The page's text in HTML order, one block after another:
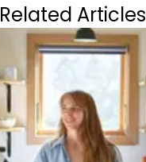
Related Articles